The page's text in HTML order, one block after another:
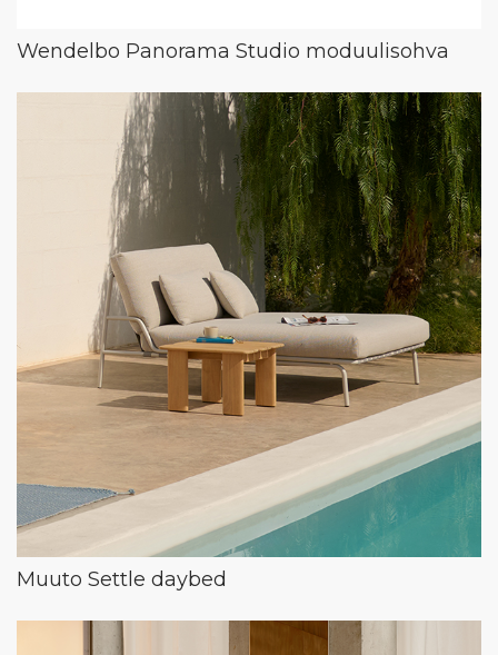
Wendelbo Panorama Studio moduulisohva
Muuto Settle daybed